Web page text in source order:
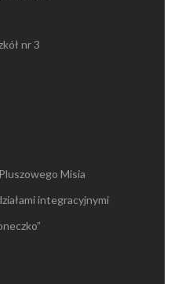
nr 3
Misia
integracyjnymi